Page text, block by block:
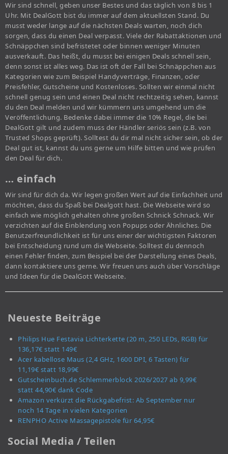
Wir sind schnell, geben unser Bestes und das täglich von 8 bis 1
Uhr. Mit DealGott bist du immer auf dem aktuellsten Stand. Du
musst weder lange auf die nächsten Deals warten, noch dich
sorgen, dass du einen Deal verpasst. Viele der Rabattaktionen und
Schnäppchen sind befristetet oder binnen weniger Minuten
ausverkauft. Das heißt, du musst bei einigen Deals schnell sein,
denn sonst ist alles weg. Das ist oft der Fall bei Schnäppchen aus
Kategorien wie zum Beispiel Handyverträge, Finanzen, oder
Preisfehler, Gutscheine und Kostenloses. Sollten wir einmal nicht
schnell genug sein und einen Deal nicht rechtzeitig sehen, kannst
du den Deal melden und wir kümmern uns umgehend um die
Veröffentlichung. Bedenke dabei immer die 10% Regel, die bei
DealGott gilt und zudem muss der Händler seriös sein (z.B. von
Trusted Shops geprüft). Solltest du dir mal nicht sicher sein, ob der
Deal gut ist, kannst du uns gerne um Hilfe bitten und wie prüfen
den Deal für dich.
… einfach
Wir sind für dich da. Wir legen großen Wert auf die Einfachheit und
möchten, dass du Spaß bei Dealgott hast. Die Webseite wird so
einfach wie möglich gehalten ohne großen Schnick Schnack. Wir
verzichten auf die Einblendung von Popups oder Ähnliches. Die
Benutzerfreundlichkeit ist für uns einer der wichtigsten Faktoren
bei Entscheidung rund um die Webseite. Solltest du dennoch
einen Fehler finden, zum Beispiel bei der Darstellung eines Deals,
dann kontaktiere uns gerne. Wir freuen uns auch über Vorschläge
und Ideen für die DealGott Webseite.
Neueste Beiträge
Philips Hue Festavia Lichterkette (20 m, 250 LEDs, RGB) für
136,17€ statt 149€
Acer kabellose Maus (2,4 GHz, 1600 DPI, 6 Tasten) für
11,19€ statt 18,99€
Gutscheinbuch.de Schlemmerblock 2026/2027 ab 9,99€
statt 44,90€ dank Code
Amazon verkürzt die Rückgabefrist: Ab September nur
noch 14 Tage in vielen Kategorien
RENPHO Active Massagepistole für 64,95€
Social Media / Teilen